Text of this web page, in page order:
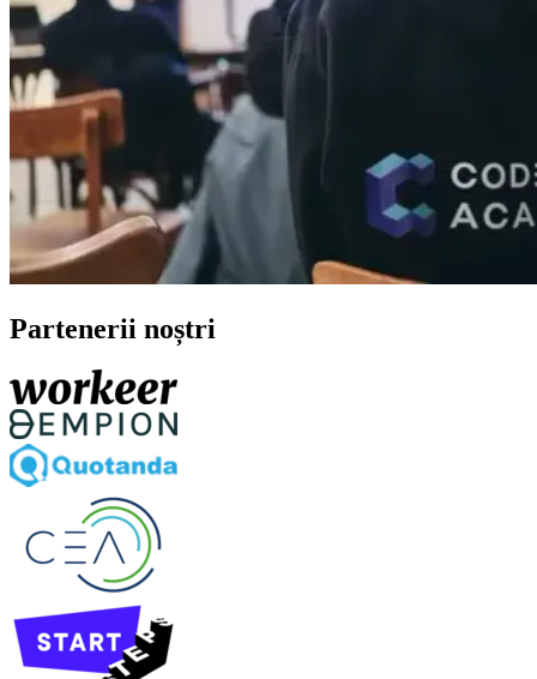
Partenerii noștri